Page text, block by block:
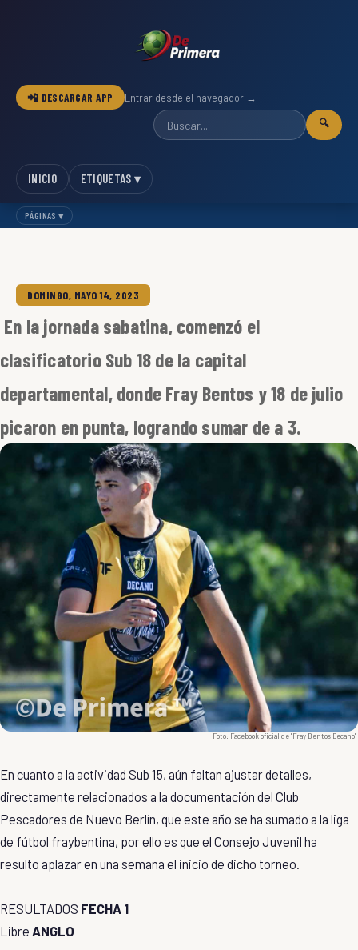
📲 DESCARGAR APP Entrar desde el navegador →
🔍
INICIO ETIQUETAS ▾
PÁGINAS ▾
DOMINGO, MAYO 14, 2023
En la jornada sabatina, comenzó el
clasificatorio Sub 18 de la capital
departamental, donde Fray Bentos y 18 de julio
picaron en punta, logrando sumar de a 3.
Foto: Facebook oficial de "Fray Bentos Decano"
En cuanto a la actividad Sub 15, aún faltan ajustar detalles,
directamente relacionados a la documentación del Club
Pescadores de Nuevo Berlín, que este año se ha sumado a la liga
de fútbol fraybentina, por ello es que el Consejo Juvenil ha
resulto aplazar en una semana el inicio de dicho torneo.
RESULTADOS FECHA 1
Libre ANGLO